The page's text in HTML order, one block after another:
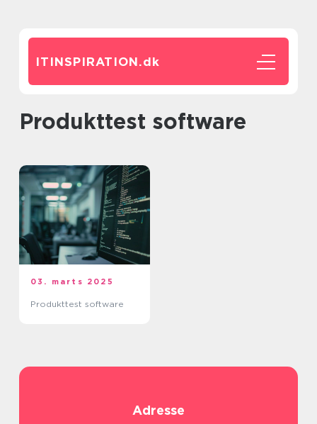
ITINSPIRATION.dk
produkttest software
03. marts 2025
Produkttest software
Adresse